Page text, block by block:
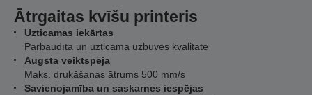
Ātrgaitas kvīšu printeris
Uzticamas iekārtas
Pārbaudīta un uzticama uzbūves kvalitāte
Augsta veiktspēja
Maks. drukāšanas ātrums 500 mm/s
Savienojamība un saskarnes iespējas